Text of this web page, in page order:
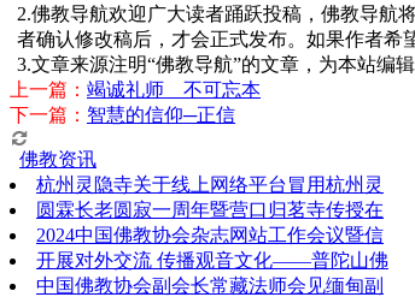
2.佛教导航欢迎广大读者踊跃投稿，佛教导航
者确认修改稿后，才会正式发布。如果作者希
3.文章来源注明“佛教导航”的文章，为本站编
上一篇： 竭诚礼师 不可忘本
下一篇： 智慧的信仰─正信
佛教资讯
杭州灵隐寺关于线上网络平台冒用杭州灵
圆霖长老圆寂一周年暨营口归茗寺传授在
2024中国佛教协会杂志网站工作会议暨信
开展对外交流 传播观音文化——普陀山佛
中国佛教协会副会长常藏法师会见缅甸副